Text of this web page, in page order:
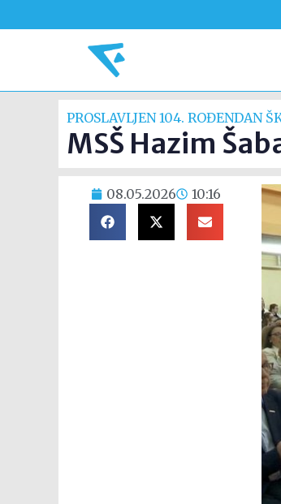
PROSLAVLJEN 104. ROĐENDAN
MSŠ Hazim
08.05.2026 10:16